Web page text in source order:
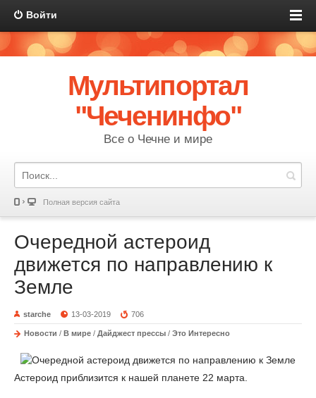
Войти
Мультипортал
"Чеченинфо"
Все о Чечне и мире
Полная версия сайта
Очередной астероид
движется по направлению к
Земле
starche 13-03-2019 706
Новости / В мире / Дайджест прессы / Это Интересно
Астероид приблизится к нашей планете 22 марта.